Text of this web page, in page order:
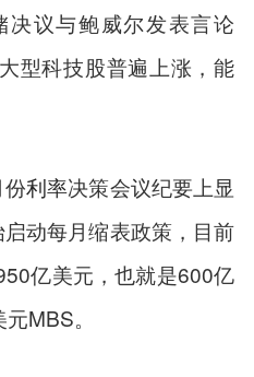
议与鲍威尔发表言论
型科技股普遍上涨，能
份利率决策会议纪要上显
动每月缩表政策，目前
亿美元，也就是600亿
MBS。